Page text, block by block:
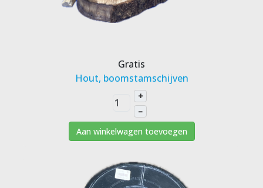
Gratis
Hout, boomstamschijven
+
–
Aan winkelwagen toevoegen